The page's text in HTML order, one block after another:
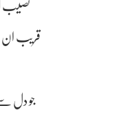
نصیب
قریب
جو دل